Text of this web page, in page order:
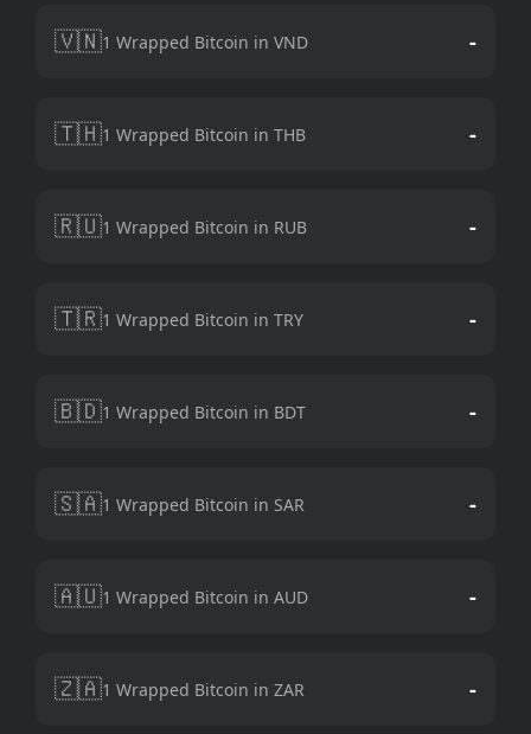
🇻🇳1 Wrapped Bitcoin in VND -
🇹🇭1 Wrapped Bitcoin in THB -
🇷🇺1 Wrapped Bitcoin in RUB -
🇹🇷1 Wrapped Bitcoin in TRY -
🇧🇩1 Wrapped Bitcoin in BDT -
🇸🇦1 Wrapped Bitcoin in SAR -
🇦🇺1 Wrapped Bitcoin in AUD -
🇿🇦1 Wrapped Bitcoin in ZAR -